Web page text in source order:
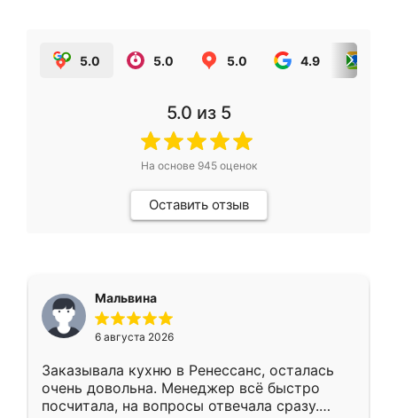
5.0 5.0 5.0 4.9
5.0 из 5
На основе 945оценок
Оставить отзыв
Мальвина
6 августа 2026
Заказывала кухню в Ренессанс, осталась
очень довольна. Менеджер всё быстро
посчитала, на вопросы отвечала сразу.